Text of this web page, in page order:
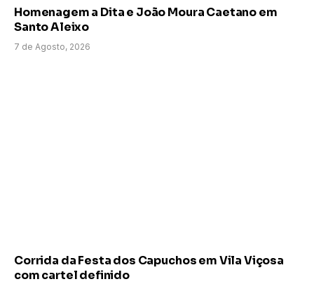
Homenagem a Dita e João Moura Caetano em
Santo Aleixo
7 de Agosto, 2026
Corrida da Festa dos Capuchos em Vila Viçosa
com cartel definido